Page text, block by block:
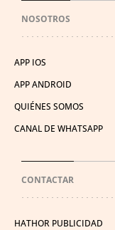
NOSOTROS
APP IOS
APP ANDROID
QUIÉNES SOMOS
CANAL DE WHATSAPP
CONTACTAR
HATHOR PUBLICIDAD